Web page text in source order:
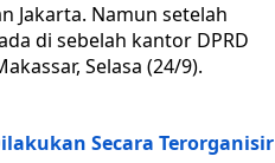
Jakarta. Namun setelah
di sebelah kantor DPRD
Selasa (24/9).
Secara Terorganisir